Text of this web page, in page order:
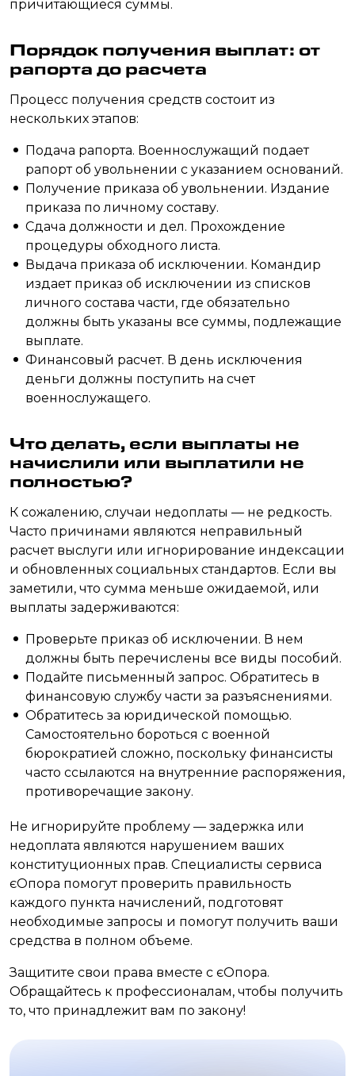
причитающиеся суммы.
Порядок получения выплат: от
рапорта до расчета
Процесс получения средств состоит из
нескольких этапов:
Подача рапорта. Военнослужащий подает
рапорт об увольнении с указанием оснований.
Получение приказа об увольнении. Издание
приказа по личному составу.
Сдача должности и дел. Прохождение
процедуры обходного листа.
Выдача приказа об исключении. Командир
издает приказ об исключении из списков
личного состава части, где обязательно
должны быть указаны все суммы, подлежащие
выплате.
Финансовый расчет. В день исключения
деньги должны поступить на счет
военнослужащего.
Что делать, если выплаты не
начислили или выплатили не
полностью?
К сожалению, случаи недоплаты — не редкость.
Часто причинами являются неправильный
расчет выслуги или игнорирование индексации
и обновленных социальных стандартов. Если вы
заметили, что сумма меньше ожидаемой, или
выплаты задерживаются:
Проверьте приказ об исключении. В нем
должны быть перечислены все виды пособий.
Подайте письменный запрос. Обратитесь в
финансовую службу части за разъяснениями.
Обратитесь за юридической помощью.
Самостоятельно бороться с военной
бюрократией сложно, поскольку финансисты
часто ссылаются на внутренние распоряжения,
противоречащие закону.
Не игнорируйте проблему — задержка или
недоплата являются нарушением ваших
конституционных прав. Специалисты сервиса
єОпора помогут проверить правильность
каждого пункта начислений, подготовят
необходимые запросы и помогут получить ваши
средства в полном объеме.
Защитите свои права вместе с єОпора.
Обращайтесь к профессионалам, чтобы получить
то, что принадлежит вам по закону!